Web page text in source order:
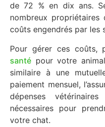
de 72 % en dix ans.
nombreux propriétaires
coûts engendrés par les
Pour gérer ces coûts,
santé pour votre
similaire à une
paiement mensuel,
dépenses
nécessaires pour
votre chat.